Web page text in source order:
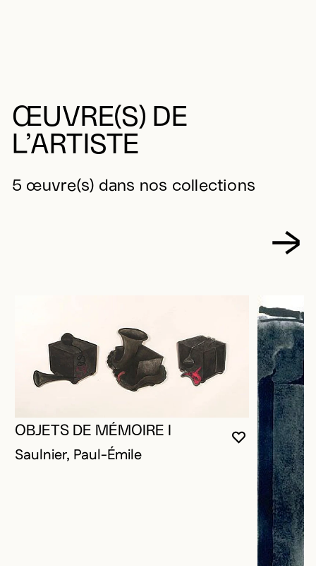
ŒUVRE(S) DE
L’ARTISTE
5 œuvre(s) dans nos collections
VOUS
FERMER
OUVRIR LA
OBJETS DE MÉMOIRE I
Saulnier, Paul-Émile